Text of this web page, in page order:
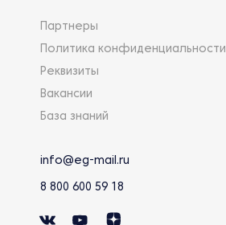
Партнеры
Политика конфиденциальности
Реквизиты
Вакансии
База знаний
info@eg-mail.ru
8 800 600 59 18